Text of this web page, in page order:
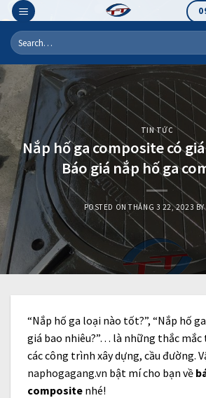
Skip
to
content
Search
for:
TIN TỨC
Nắp hố ga composite có
Báo giá nắp hố ga
POSTED ONTHÁNG 3 22, 2023 BY
“Nắp hố ga loại nào tốt?”, “Nắp hố
giá bao nhiêu?”… là những thắc
các công trình xây dựng, cầu đường.
naphogagang.vn bật mí cho bạn về
composite nhé!